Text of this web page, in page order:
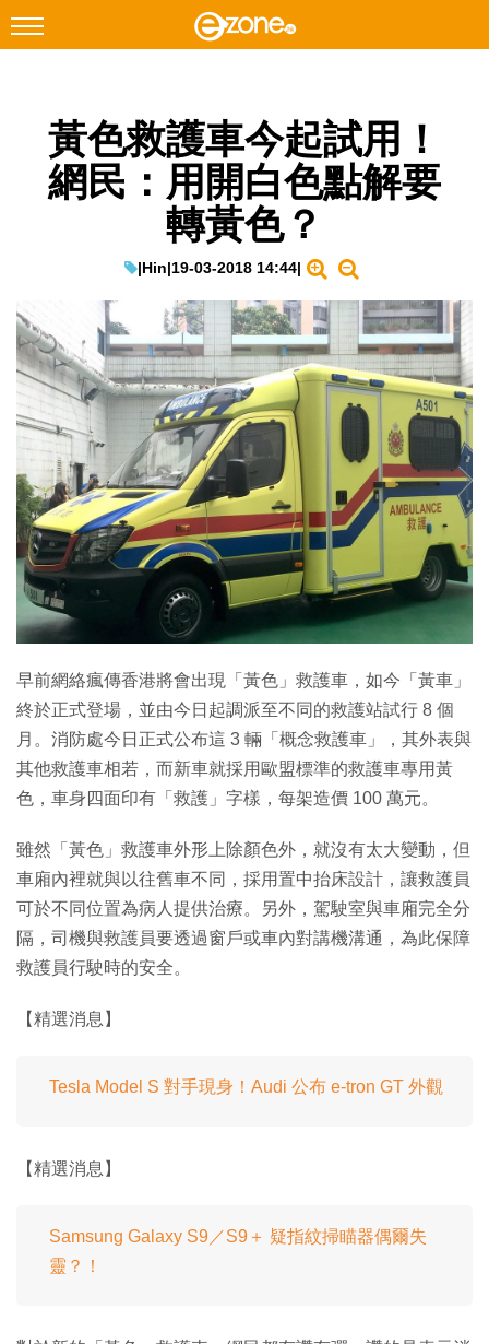
Facebook Instagram
科技焦點
EduTech
IT Times
生成式AI與雲端應用
Enterprise Digital Transformation
特集
黃色救護車今起試用！
網民：用開白色點解要
轉黃色？
|Hin|19-03-2018 14:44|
早前網絡瘋傳香港將會出現「黃色」救護車，如今「黃車」
終於正式登場，並由今日起調派至不同的救護站試行 8 個
月。消防處今日正式公布這 3 輛「概念救護車」，其外表與
其他救護車相若，而新車就採用歐盟標準的救護車專用黃
色，車身四面印有「救護」字樣，每架造價 100 萬元。
雖然「黃色」救護車外形上除顏色外，就沒有太大變動，但
車廂內裡就與以往舊車不同，採用置中抬床設計，讓救護員
可於不同位置為病人提供治療。另外，駕駛室與車廂完全分
隔，司機與救護員要透過窗戶或車內對講機溝通，為此保障
救護員行駛時的安全。
【精選消息】
Tesla Model S 對手現身！Audi 公布 e-tron GT 外觀
【精選消息】
Samsung Galaxy S9／S9＋ 疑指紋掃瞄器偶爾失
靈？！